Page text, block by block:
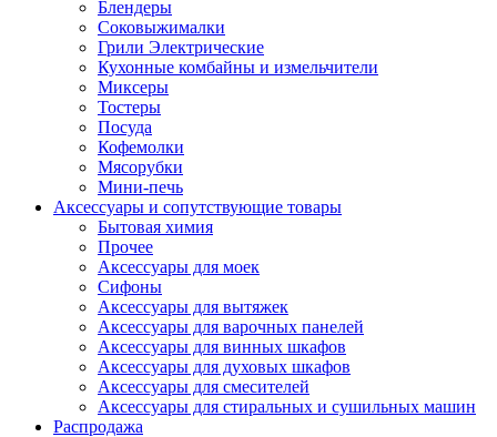
Блендеры
Соковыжималки
Грили Электрические
Кухонные комбайны и измельчители
Миксеры
Тостеры
Посуда
Кофемолки
Мясорубки
Мини-печь
Аксессуары и сопутствующие товары
Бытовая химия
Прочее
Аксессуары для моек
Сифоны
Аксессуары для вытяжек
Аксессуары для варочных панелей
Аксессуары для винных шкафов
Аксессуары для духовых шкафов
Аксессуары для смесителей
Аксессуары для стиральных и сушильных машин
Распродажа